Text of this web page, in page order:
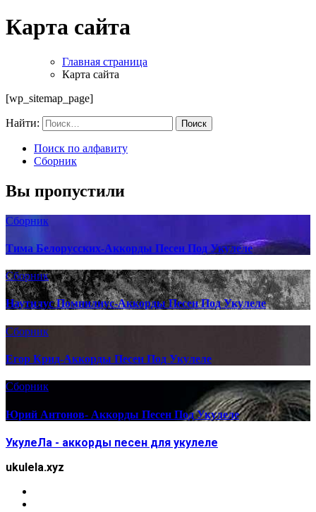
Карта сайта
Главная страница
Карта сайта
[wp_sitemap_page]
Найти:
Поиск по алфавиту
Сборник
Вы пропустили
Сборник
Тима Белорусских-Аккорды Песен Под Укулеле
Сборник
Наутилус Помпилиус-Аккорды Песен Под Укулеле
Сборник
Егор Крид-Аккорды Песен Под Укулеле
Сборник
Юрий Антонов- Аккорды Песен Под Укулеле
УкулеЛа - аккорды песен для укулеле
ukulela.xyz